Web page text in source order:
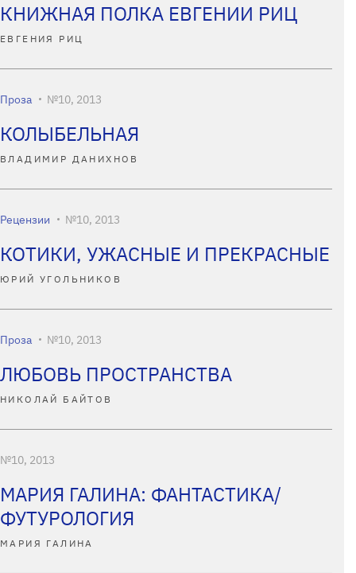
КНИЖНАЯ ПОЛКА ЕВГЕНИИ РИЦ
ЕВГЕНИЯ РИЦ
Проза №10, 2013
КОЛЫБЕЛЬНАЯ
ВЛАДИМИР ДАНИХНОВ
Рецензии №10, 2013
КОТИКИ, УЖАСНЫЕ И ПРЕКРАСНЫЕ
ЮРИЙ УГОЛЬНИКОВ
Проза №10, 2013
ЛЮБОВЬ ПРОСТРАНСТВА
НИКОЛАЙ БАЙТОВ
№10, 2013
МАРИЯ ГАЛИНА: ФАНТАСТИКА/
ФУТУРОЛОГИЯ
МАРИЯ ГАЛИНА